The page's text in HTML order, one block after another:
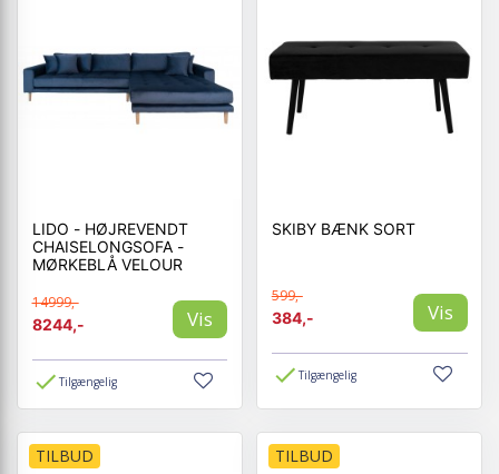
LIDO - HØJREVENDT
CHAISELONGSOFA -
MØRKEBLÅ VELOUR
14999,-
8244,-
Vis
Tilgængelig
SKIBY BÆNK SORT
599,-
384,-
Vis
Tilgængelig
TILBUD TILBUD